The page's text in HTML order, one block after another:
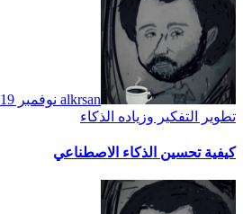
alkrsan نوفمبر 19, 2025
تطوير التفكير وزياده الذكاء
كيفية تحسين الذكاء الاصطناعي